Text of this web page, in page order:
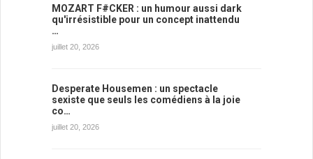
MOZART F#CKER : un humour aussi dark
qu'irrésistible pour un concept inattendu
…
juillet 20, 2026
Desperate Housemen : un spectacle
sexiste que seuls les comédiens à la joie
co…
juillet 20, 2026